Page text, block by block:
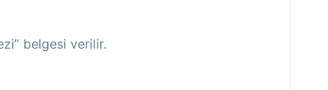
belgesi verilir.